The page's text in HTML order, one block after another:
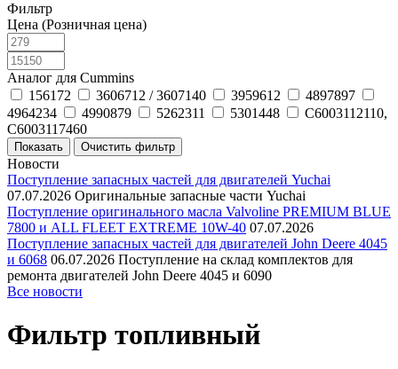
Фильтр
Цена (Розничная цена)
Аналог для Cummins
156172
3606712 / 3607140 3959612
4897897
4964234
4990879 5262311 5301448
C6003112110,
C6003117460
Новости
Поступление запасных частей для двигателей Yuchai
07.07.2026 Оригинальные запасные части Yuchai
Поступление оригинального масла Valvoline PREMIUM BLUE
7800 и ALL FLEET EXTREME 10W-40 07.07.2026
Поступление запасных частей для двигателей John Deere 4045
и 6068 06.07.2026 Поступление на склад комплектов для
ремонта двигателей John Deere 4045 и 6090
Все новости
Фильтр топливный